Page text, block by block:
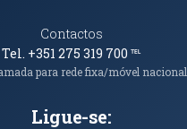
Contactos
Tel. +351 275 319 700℡
para rede fixa/móvel nacional
Ligue-se: